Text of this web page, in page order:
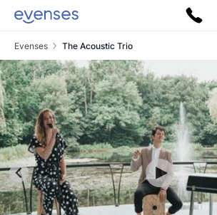
Evenses The Acoustic Trio